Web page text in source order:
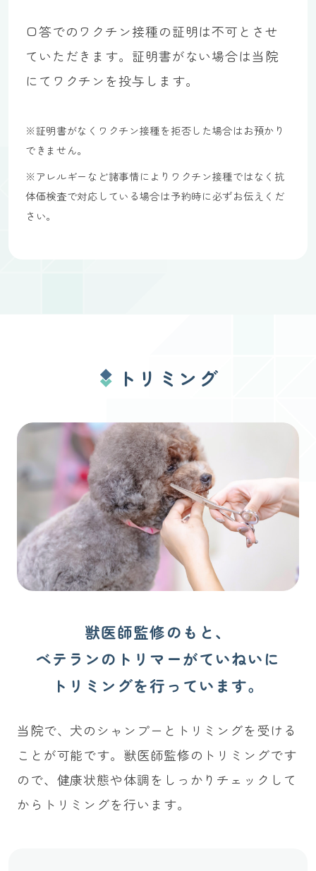
口答でのワクチン接種の証明は不可とさせ
ていただきます。証明書がない場合は当院
にてワクチンを投与します。
※証明書がなくワクチン接種を拒否した場合はお預かり
できません。
※アレルギーなど諸事情によりワクチン接種ではなく抗
体価検査で対応している場合は予約時に必ずお伝えくだ
さい。
トリミング
獣医師監修のもと、
ベテランのトリマーがていねいに
トリミングを行っています。
当院で、犬のシャンプーとトリミングを受ける
ことが可能です。獣医師監修のトリミングです
ので、健康状態や体調をしっかりチェックして
からトリミングを行います。